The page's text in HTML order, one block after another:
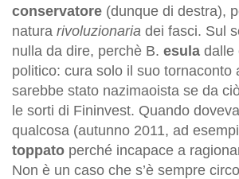
conservatore (dunque di destra),
natura rivoluzionaria dei fasci. Sul
nulla da dire, perchè B. esula dalle
politico: cura solo il suo tornaconto
sarebbe stato nazimaoista se da
le sorti di Fininvest. Quando
qualcosa (autunno 2011, ad
toppato perché incapace a
Non è un caso che s’è sempre